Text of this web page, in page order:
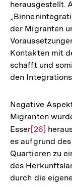
herausgestellt.
der Migranten
Kontakten mit
schafft und
den
Negative
Migranten
EsserZur
Auflösung
der
Fußnote
[26]
es aufgrund
Quartieren zu
des
durch die